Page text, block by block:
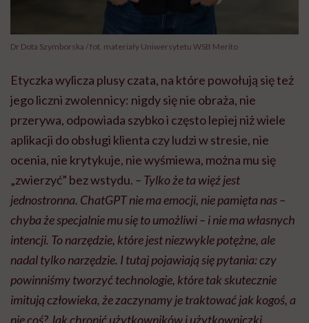
Dr Dota Szymborska / fot. materiały Uniwersytetu WSB Merito
Etyczka wylicza plusy czata, na które powołują się też
jego liczni zwolennicy: nigdy się nie obraża, nie
przerywa, odpowiada szybko i często lepiej niż wiele
aplikacji do obsługi klienta czy ludzi w stresie, nie
ocenia, nie krytykuje, nie wyśmiewa, można mu się
„zwierzyć” bez wstydu. – Tylko że ta więź jest
jednostronna. ChatGPT nie ma emocji, nie pamięta nas –
chyba że specjalnie mu się to umożliwi – i nie ma własnych
intencji. To narzędzie, które jest niezwykle potężne, ale
nadal tylko narzędzie. I tutaj pojawiają się pytania: czy
powinniśmy tworzyć technologie, które tak skutecznie
imitują człowieka, że zaczynamy je traktować jak kogoś, a
nie coś? Jak chronić użytkowników i użytkowniczki,